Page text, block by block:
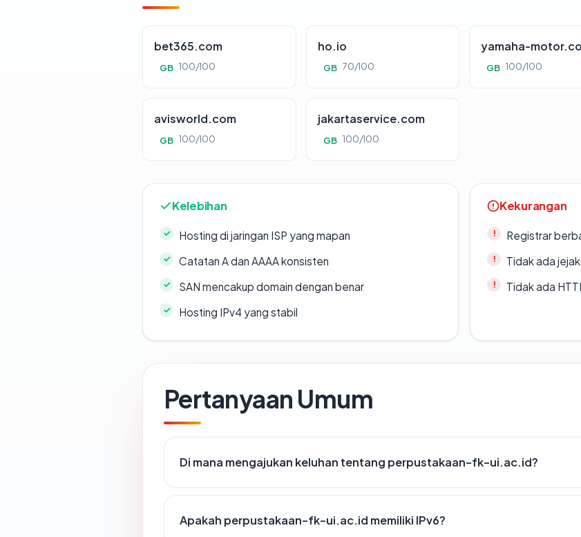
bet365.com
GB 100/100
ho.io
GB 70/100
yamaha-
GB 100/100
avisworld.com
GB 100/100
jakartaservice.com
GB 100/100
Kelebihan
Hosting di jaringan ISP yang mapan
Catatan A dan AAAA konsisten
SAN mencakup domain dengan benar
Hosting IPv4 yang stabil
Kekurangan
Registrar
Tidak ada
Tidak ada
Pertanyaan Umum
Di mana mengajukan keluhan tentang perpustakaan-fk-ui.ac.id?
Apakah perpustakaan-fk-ui.ac.id memiliki IPv6?